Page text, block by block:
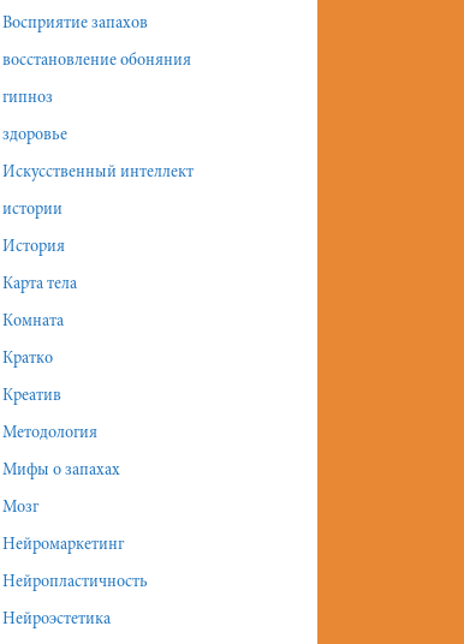
Восприятие запахов
восстановление обоняния
гипноз
здоровье
Искусственный интеллект
истории
История
Карта тела
Комната
Кратко
Креатив
Методология
Мифы о запахах
Мозг
Нейромаркетинг
Нейропластичность
Нейроэстетика